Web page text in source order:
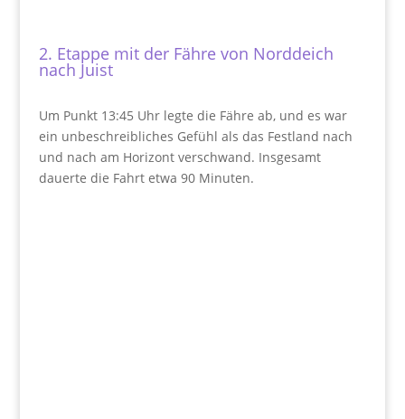
2. Etappe mit der Fähre von Norddeich
nach Juist
Um Punkt 13:45 Uhr legte die Fähre ab, und es war
ein unbeschreibliches Gefühl als das Festland nach
und nach am Horizont verschwand. Insgesamt
dauerte die Fahrt etwa 90 Minuten.